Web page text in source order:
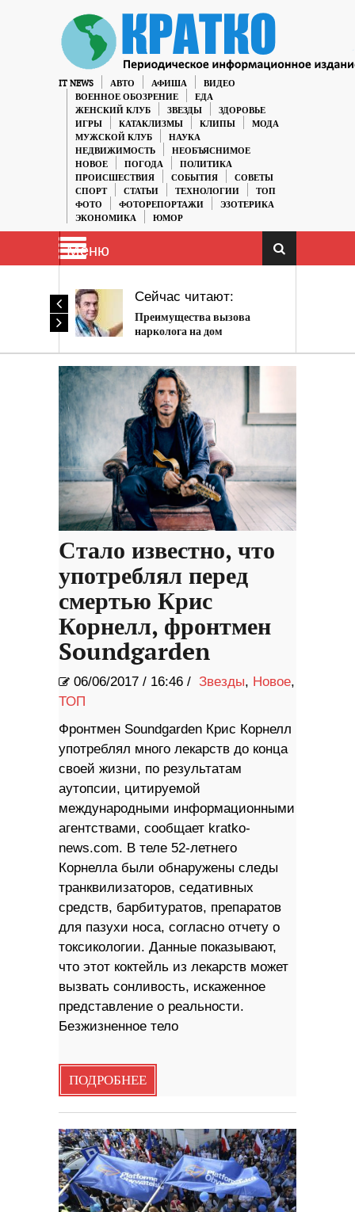
IT NEWS АВТО АФИША
ВИДЕО
ВОЕННОЕ ОБОЗРЕНИЕ
ЕДА
ЖЕНСКИЙ КЛУБ
ЗВЕЗДЫ
ЗДОРОВЬЕ
ИГРЫ
КАТАКЛИЗМЫ КЛИПЫ
МОДА
МУЖСКОЙ КЛУБ
НАУКА
НЕДВИЖИМОСТЬ
НЕОБЪЯСНИМОЕ
НОВОЕ
ПОГОДА
ПОЛИТИКА
ПРОИСШЕСТВИЯ
СОБЫТИЯ
СОВЕТЫ
СПОРТ
СТАТЬИ ТЕХНОЛОГИИ
ТОП
ФОТО
ФОТОРЕПОРТАЖИ
ЭЗОТЕРИКА
ЭКОНОМИКА
ЮМОР
Меню
Сейчас читают:
Преимущества вызова
нарколога на дом
Стало известно, что
употреблял перед
смертью Крис
Корнелл, фронтмен
Soundgarden
06/06/2017 / 16:46 / Звезды, Новое,
ТОП
Фронтмен Soundgarden Крис Корнелл
употреблял много лекарств до конца
своей жизни, по результатам
аутопсии, цитируемой
международными информационными
агентствами, сообщает kratko-
news.com. В теле 52-летнего
Корнелла были обнаружены следы
транквилизаторов, седативных
средств, барбитуратов, препаратов
для пазухи носа, согласно отчету о
токсикологии. Данные показывают,
что этот коктейль из лекарств может
вызвать сонливость, искаженное
представление о реальности.
Безжизненное тело
ПОДРОБНЕЕ